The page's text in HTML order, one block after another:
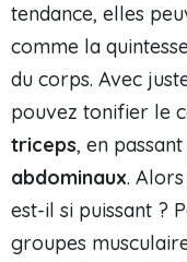
tendance, elles
comme la
du corps. Avec
pouvez tonifier le
triceps, en
abdominaux.
est-il si puissant ?
groupes